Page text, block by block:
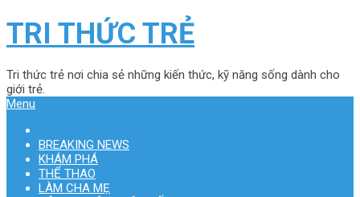
TRI THỨC TRẺ
Tri thức trẻ nơi chia sẻ những kiến thức, kỹ năng sống dành cho
giới trẻ.
Menu
BREAKING NEWS
KHÁM PHÁ
THỂ THAO
LÀM CHA MẸ